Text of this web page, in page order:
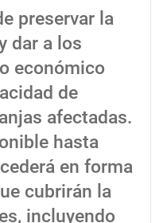
preservar la
dar a los
económico
de
afectadas.
hasta
en forma
cubrirán la
incluyendo